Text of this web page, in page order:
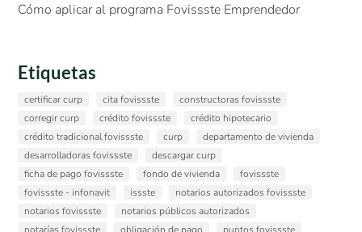
Cómo aplicar al programa Fovissste Emprendedor
Etiquetas
certificar curp cita fovissste
constructoras fovissste
corregir curp
crédito fovissste
crédito hipotecario
crédito tradicional fovissste
curp
departamento de vivienda
desarrolladoras fovissste
descargar curp
ficha de pago fovissste
fondo de vivienda
fovissste
fovissste - infonavit
issste
notarios autorizados fovissste
notarios fovissste
notarios públicos autorizados
notarías fovissste
obligación de pago
puntos fovissste